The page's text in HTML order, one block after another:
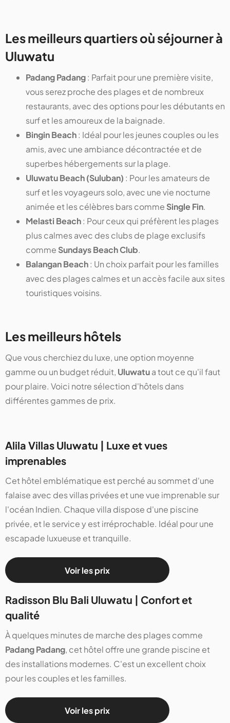
Les meilleurs quartiers où séjourner à
Uluwatu
Padang Padang: Parfait pour une première visite,
vous serez proche des plages et de nombreux
restaurants, avec des options pour les débutants en
surf et les amoureux de la baignade.
Bingin Beach: Idéal pour les jeunes couples ou les
amis, avec une ambiance décontractée et de
superbes hébergements sur la plage.
Uluwatu Beach (Suluban) : Pour les amateurs de
surf et les voyageurs solo, avec une vie nocturne
animée et les célèbres bars comme Single Fin.
Melasti Beach: Pour ceux qui préfèrent les plages
plus calmes avec des clubs de plage exclusifs
comme Sundays Beach Club.
Balangan Beach: Un choix parfait pour les familles
avec des plages calmes et un accès facile aux sites
touristiques voisins.
Les meilleurs hôtels
Que vous cherchiez du luxe, une option moyenne
gamme ou un budget réduit, Uluwatua tout ce qu'il faut
pour plaire. Voici notre sélection d'hôtels dans
différentes gammes de prix.
Alila Villas Uluwatu | Luxe et vues
imprenables
Cet hôtel emblématique est perché au sommet d'une
falaise avec des villas privées et une vue imprenable sur
l'océan Indien. Chaque villa dispose d'une piscine
privée, et le service y est irréprochable. Idéal pour une
escapade luxueuse et tranquille.
Voir les prix
Radisson Blu Bali Uluwatu | Confort et
qualité
À quelques minutes de marche des plages comme
Padang Padang, cet hôtel offre une grande piscine et
des installations modernes. C'est un excellent choix
pour les couples et les familles.
Voir les prix